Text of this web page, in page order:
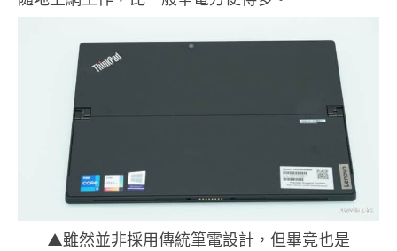
▲雖然並非採用傳統筆電設計，但畢竟也是